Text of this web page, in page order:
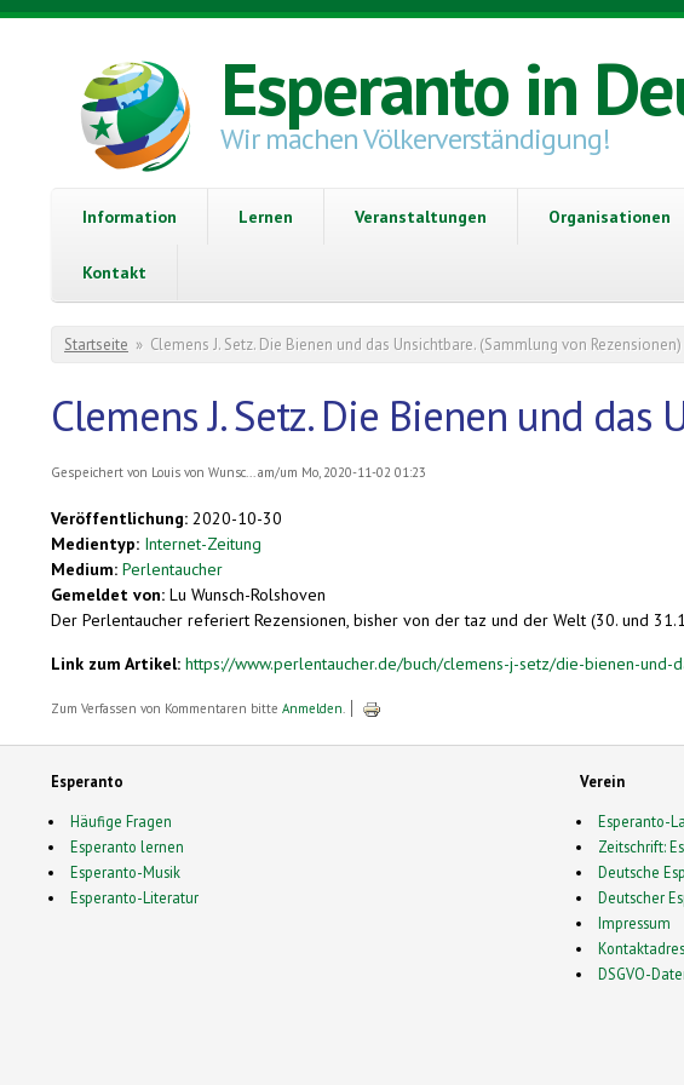
Direkt zum Inhalt
Esperanto in
Wir machen Völkerverständigung!
Information Lernen Veranstaltungen Organisationen
Kontakt
Sie sind hier
Startseite » Clemens J. Setz. Die Bienen und das Unsichtbare. (Sammlung von Rezensionen)
Clemens J. Setz. Die Bienen und
Gespeichert von Louis von Wunsc...am/um Mo, 2020-11-02 01:23
Veröffentlichung: 2020-10-30
Medientyp: Internet-Zeitung
Medium: Perlentaucher
Gemeldet von: Lu Wunsch-Rolshoven
Der Perlentaucher referiert Rezensionen, bisher von der taz und der Welt (30. und
Link zum Artikel: https://www.perlentaucher.de/buch/clemens-j-setz/die-bienen-und-
Zum Verfassen von Kommentaren bitte Anmelden.
Esperanto
Häufige Fragen
Esperanto lernen
Esperanto-Musik
Esperanto-Literatur
Verein
Esperanto-
Zeitschrift:
Deutsche
Deutscher
Impressum
DSGVO-